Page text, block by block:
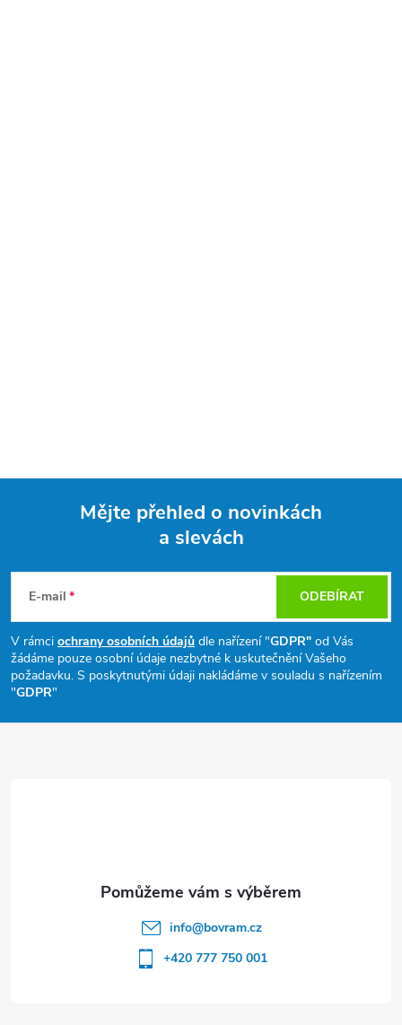
p
a
t
Mějte přehled o novinkách
a slevách
E-mail
V rámci ochrany osobních údajů dle nařízení "GDPR" od Vás
žádáme pouze osobní údaje nezbytné k uskutečnění Vašeho
požadavku. S poskytnutými údaji nakládáme v souladu s nařízením
"GDPR"
ODEBÍRAT
info@bovram.cz
+420 777 750 001